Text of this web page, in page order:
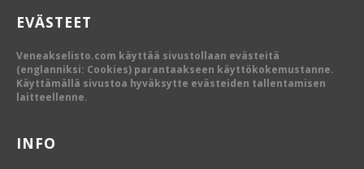
EVÄSTEET
Veneakselisto.com käyttää sivustollaan evästeitä
(englanniksi: Cookies) parantaakseen käyttökokemustanne.
Käyttämällä sivustoa hyväksytte evästeiden tallentamisen
laitteellenne.
INFO